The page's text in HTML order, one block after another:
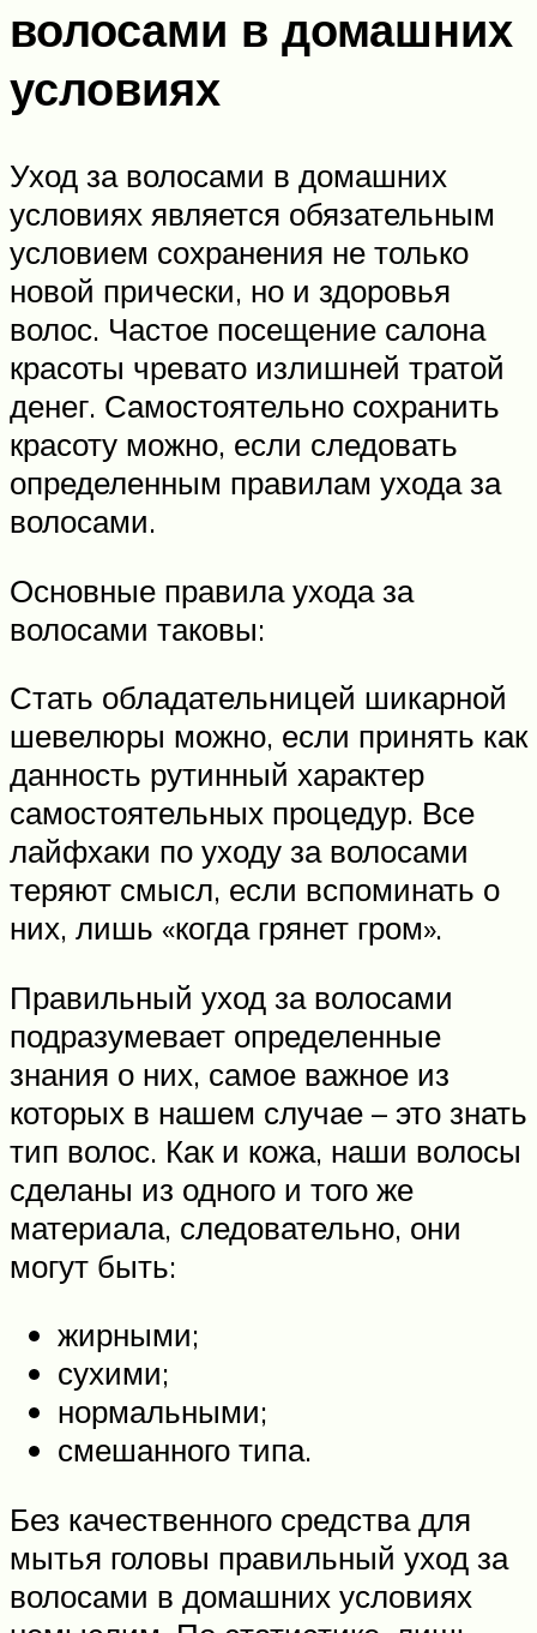
волосами в домашних
условиях
Уход за волосами в домашних
условиях является обязательным
условием сохранения не только
новой прически, но и здоровья
волос. Частое посещение салона
красоты чревато излишней тратой
денег. Самостоятельно сохранить
красоту можно, если следовать
определенным правилам ухода за
волосами.
Основные правила ухода за
волосами таковы:
Стать обладательницей шикарной
шевелюры можно, если принять как
данность рутинный характер
самостоятельных процедур. Все
лайфхаки по уходу за волосами
теряют смысл, если вспоминать о
них, лишь «когда грянет гром».
Правильный уход за волосами
подразумевает определенные
знания о них, самое важное из
которых в нашем случае ­– это знать
тип волос. Как и кожа, наши волосы
сделаны из одного и того же
материала, следовательно, они
могут быть:
жирными;
сухими;
нормальными;
смешанного типа.
Без качественного средства для
мытья головы правильный уход за
волосами в домашних условиях